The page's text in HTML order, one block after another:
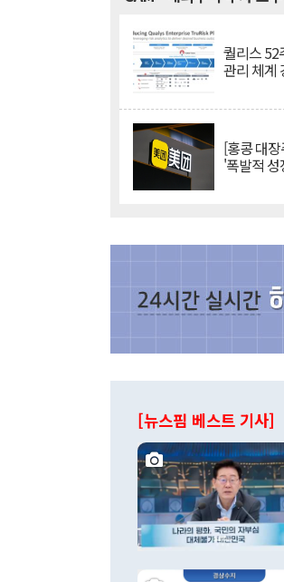
퀄리스
관리 체계
[홍콩 대
'폭발적 성
[뉴스핌 베스트 기사]